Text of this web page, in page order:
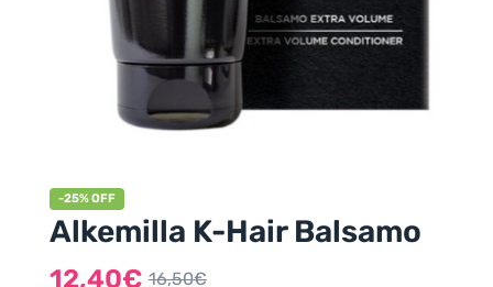
-25% OFF
Alkemilla K-Hair Balsamo
16,50€
12,40€